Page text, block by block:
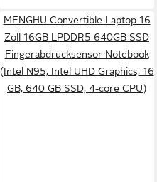
MENGHU Convertible Laptop 16
Zoll 16GB LPDDR5 640GB SSD
Fingerabdrucksensor Notebook
(Intel N95, Intel UHD Graphics, 16
GB, 640 GB SSD, 4-core CPU)